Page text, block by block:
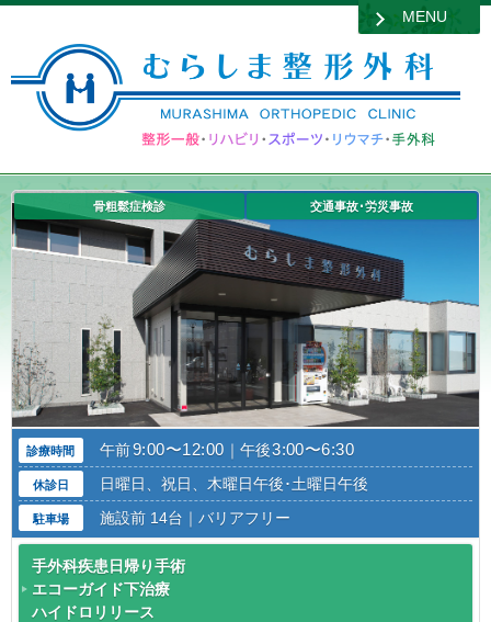
手外科疾患日帰り手術
エコーガイド下治療
ハイドロリリース
骨粗鬆症検診 交通事故･労災事故
診療時間 午前9:00〜12:00 ｜午後3:00〜6:30
休診日 日曜日、祝日、木曜日午後･土曜日午後
駐車場 施設前 14台｜バリアフリー
MENU